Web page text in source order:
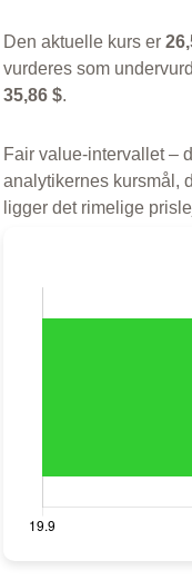
Den aktuelle kurs er
vurderes som
35,86 $.
Fair value-intervallet –
analytikernes kursmål,
ligger det rimelige